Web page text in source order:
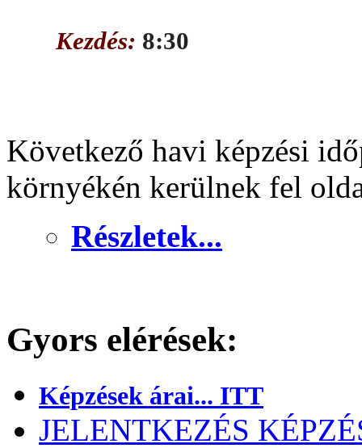
Kezdés: 8:30
Következő havi képzési
környékén kerülnek fel
Részletek...
Gyors elérések:
Képzések árai... ITT
JELENTKEZÉS